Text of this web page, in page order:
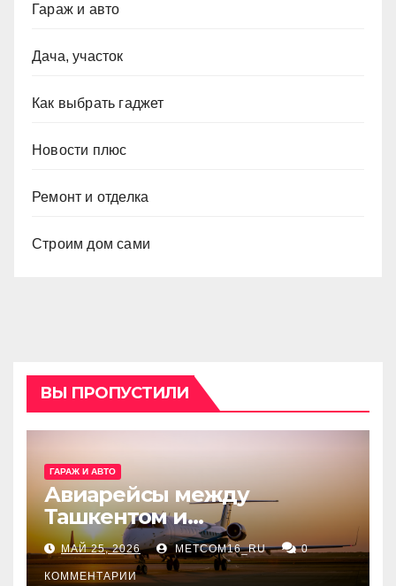
Гараж и авто
Дача, участок
Как выбрать гаджет
Новости плюс
Ремонт и отделка
Строим дом сами
ВЫ ПРОПУСТИЛИ
ГАРАЖ И АВТО
Авиарейсы между
Ташкентом и
Екатеринбургом
МАЙ 25, 2026 METCOM16_RU 0
КОММЕНТАРИИ